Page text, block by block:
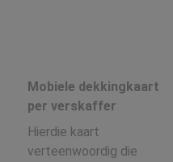
Mobiele dekkingkaart
per verskaffer
Hierdie kaart
verteenwoordig die